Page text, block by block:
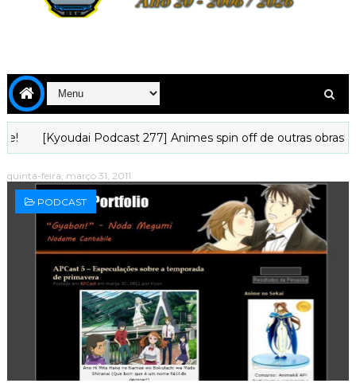
Podcast 277] Animes spin off de outras obras!
quinta-feira, março 31, 2011
PODCAST